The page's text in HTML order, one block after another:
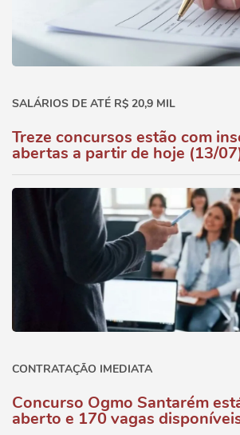
SALÁRIOS DE ATÉ R$ 20,9 MIL
Treze concursos estão com
abertas a partir de hoje (13/
CONTRATAÇÃO IMEDIATA
Concurso Ogmo Santarém
aberto e 170 vagas